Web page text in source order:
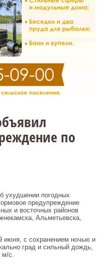
по
ухудшении погодных
предупреждение
и восточных районов
Альметьевска,
июня, с сохранением ночью и
град и сильный дождь,
м/с.